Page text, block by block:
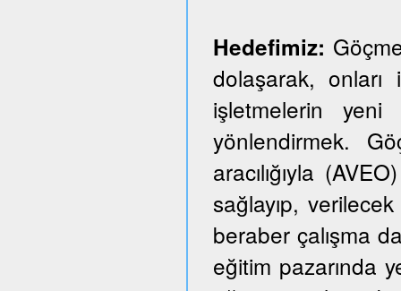
Hedefimiz:
dolaşarak,
işletmelerin
yönlendirmek.
aracılığıyla
sağlayıp,
beraber çalışma
eğitim pazarında